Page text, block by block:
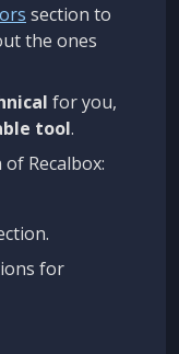
section to
the ones
for you,
tool.
Recalbox:
for